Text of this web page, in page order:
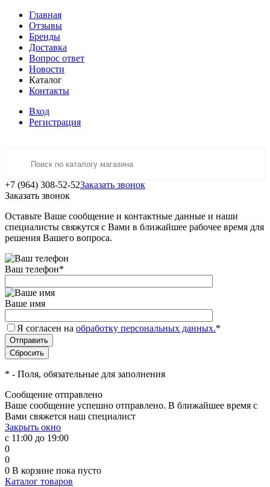
Главная
Отзывы
Бренды
Доставка
Вопрос ответ
Новости
Каталог
Контакты
Вход
Регистрация
+7 (964) 308-52-52Заказать звонок
Заказать звонок
Оставьте Ваше сообщение и контактные данные и наши
специалисты свяжутся с Вами в ближайшее рабочее время для
решения Вашего вопроса.
Ваш телефон*
Ваше имя
Я согласен на обработку персональных данных.*
* - Поля, обязательные для заполнения
Сообщение отправлено
Ваше сообщение успешно отправлено. В ближайшее время с
Вами свяжется наш специалист
Закрыть окно
с 11:00 до 19:00
0
0
0 В корзине пока пусто
Каталог товаров